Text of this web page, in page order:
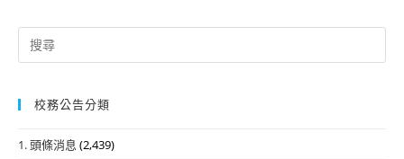
Search
for:
校務公告分類
1. 頭條消息 (2,439)